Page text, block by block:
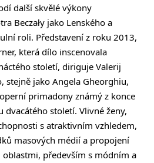
další skvělé výkony
Beczały jako Lenského a
roli. Představení z roku 2013,
která dílo inscenovala
století, diriguje Valerij
stejně jako Angela Gheorghiu,
primadony známý z konce
dvacátého století. Vlivné ženy,
s atraktivním vzhledem,
masových médií a propojení
především s módním a